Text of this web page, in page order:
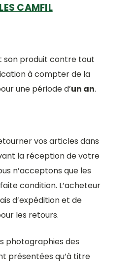
CAMFIL
son produit contre tout
à compter de la
une période d’un an.
vos articles dans
la réception de votre
n’acceptons que les
condition. L’acheteur
d’expédition et de
les retours.
photographies des
présentées qu’à titre